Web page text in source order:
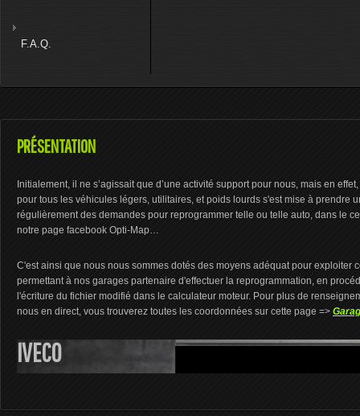
F.A.Q.
PRÉSENTATION
Initialement, il ne s’agissait que d’une activité support pour nous, mais en
pour tous les véhicules légers, utilitaires, et poids lourds s'est mise à
régulièrement des demandes pour reprogrammer telle ou telle auto, dans le
notre page facebook Opti-Map…
C'est ainsi que nous nous sommes dotés des moyens adéquat pour
permettant à nos garages partenaire d'effectuer la reprogrammation, en
l'écriture du fichier modifié dans le calculateur moteur. Pour plus de
nous en direct, vous trouverez toutes les coordonnées sur cette page =>
IVECO